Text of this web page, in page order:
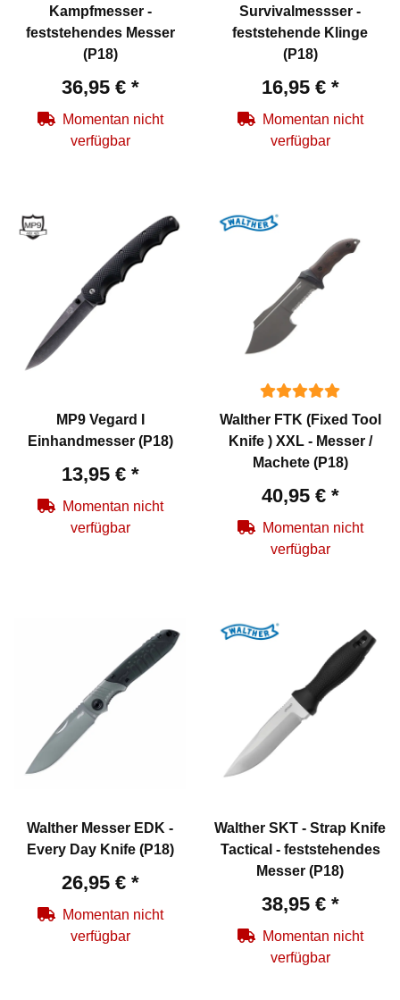
Kampfmesser -
feststehendes Messer
(P18)
36,95 € *
Momentan nicht
verfügbar
Survivalmessser -
feststehende Klinge
(P18)
16,95 € *
Momentan nicht
verfügbar
MP9 Vegard I
Einhandmesser (P18)
13,95 € *
Momentan nicht
verfügbar
Walther FTK (Fixed Tool
Knife ) XXL - Messer /
Machete (P18)
40,95 € *
Momentan nicht
verfügbar
Walther Messer EDK -
Every Day Knife (P18)
26,95 € *
Momentan nicht
verfügbar
Walther SKT - Strap Knife
Tactical - feststehendes
Messer (P18)
38,95 € *
Momentan nicht
verfügbar